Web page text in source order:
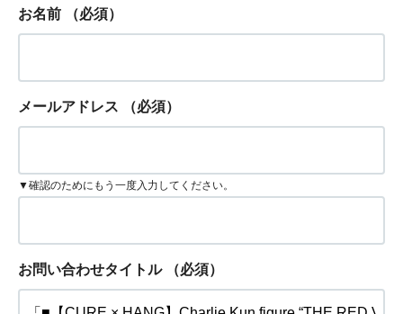
お名前 （必須）
メールアドレス （必須）
▼確認のためにもう一度入力してください。
お問い合わせタイトル （必須）